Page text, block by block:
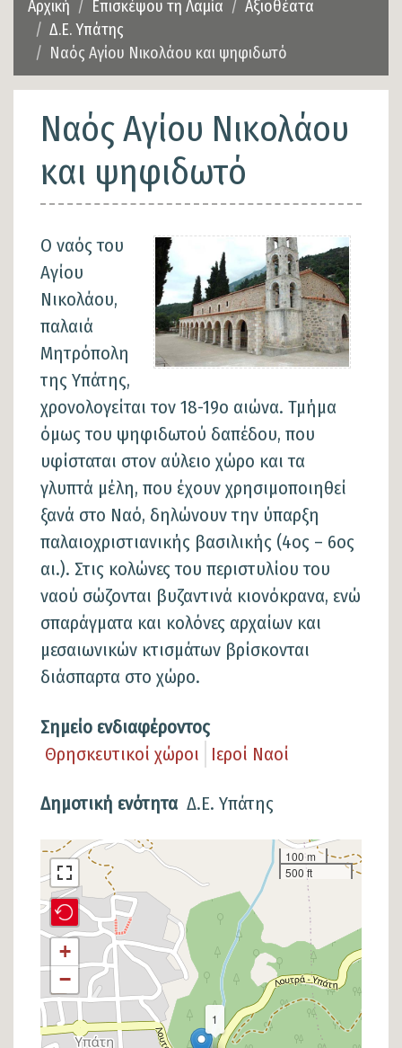
Αρχική Επισκέψου τη Λαμία
Αξιοθέατα
Δ.Ε. Υπάτης
Ναός Αγίου Νικολάου και ψηφιδωτό
Ναός Αγίου Νικολάου
και ψηφιδωτό
Ο ναός του
Αγίου
Νικολάου,
παλαιά
Μητρόπολη
της Υπάτης,
χρονολογείται τον 18-19ο αιώνα. Τμήμα
όμως του ψηφιδωτού δαπέδου, που
υφίσταται στον αύλειο χώρο και τα
γλυπτά μέλη, που έχουν χρησιμοποιηθεί
ξανά στο Ναό, δηλώνουν την ύπαρξη
παλαιοχριστιανικής βασιλικής (4ος – 6ος
αι.). Στις κολώνες του περιστυλίου του
ναού σώζονται βυζαντινά κιονόκρανα, ενώ
σπαράγματα και κολόνες αρχαίων και
μεσαιωνικών κτισμάτων βρίσκονται
διάσπαρτα στο χώρο.
Σημείο ενδιαφέροντος
Θρησκευτικοί χώροι
Ιεροί Ναοί
Δημοτική ενότητα Δ.Ε. Υπάτης
Σημείο
στον
χάρτη
1
+
−
100 m
500 ft